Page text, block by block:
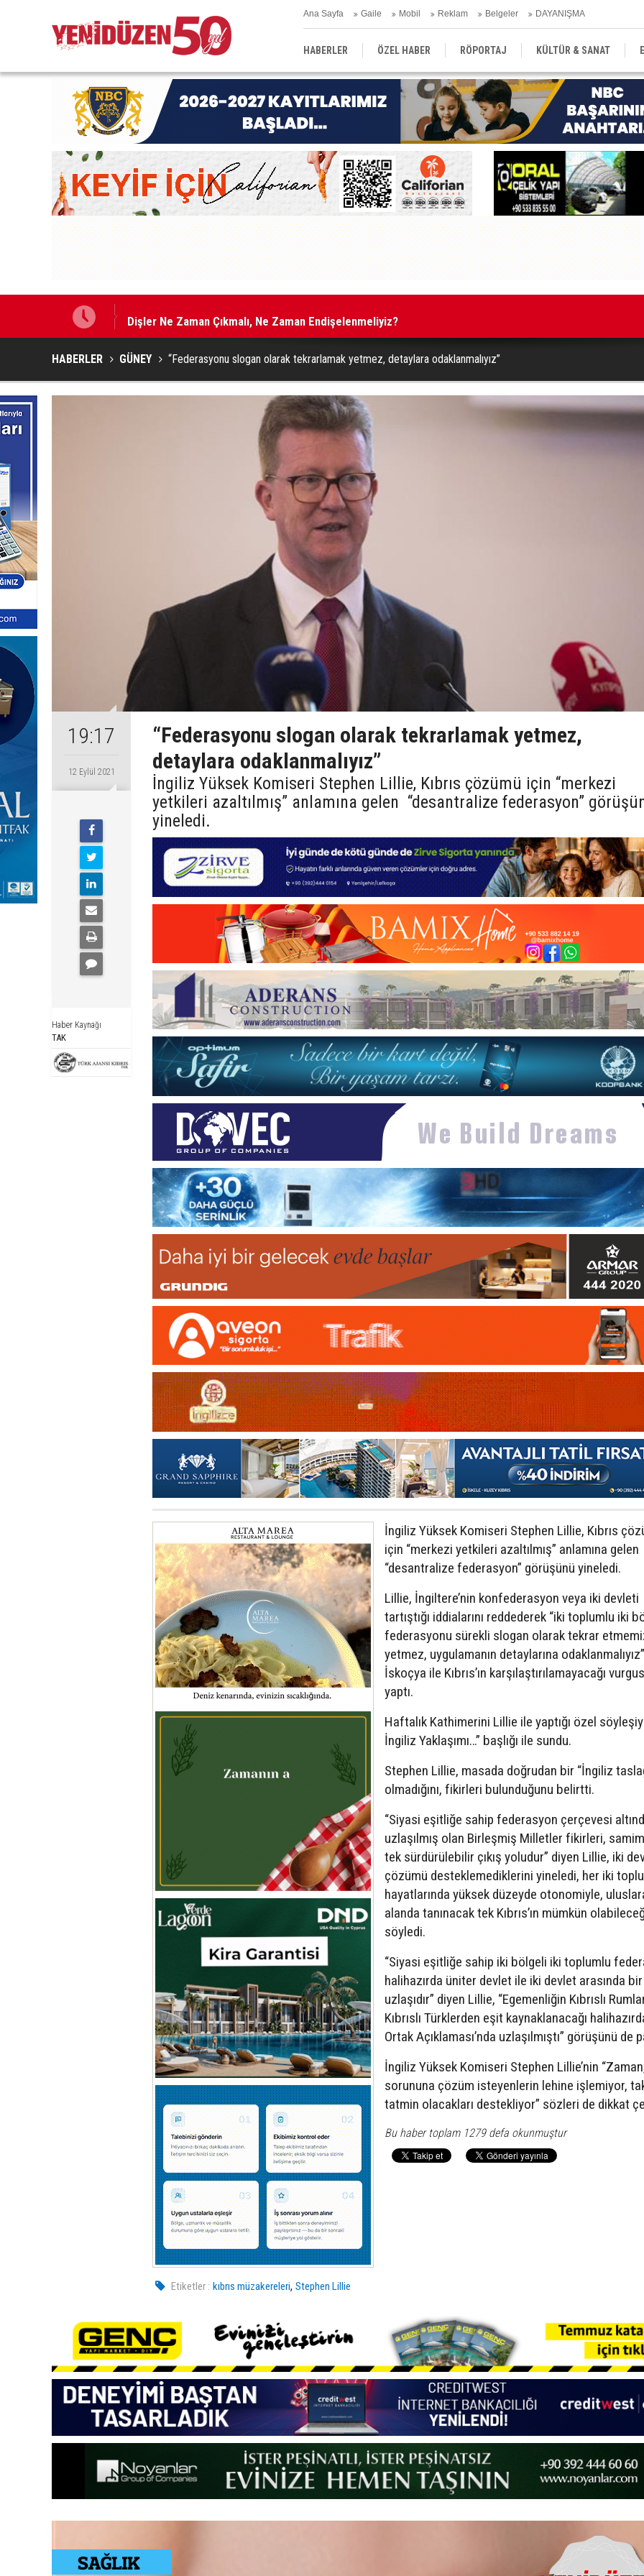
Ana Sayfa Gaile Mobil Reklam Belgeler DAYANIŞMA
HABERLER ÖZEL HABER RÖPORTAJ KÜLTÜR & SANAT
EĞİTİM YEREL YÖNETİM DERGİLER SEKTÖR
Dişler Ne Zaman Çıkmalı, Ne Zaman Endişelenmeliyiz?
HABERLER GÜNEY “Federasyonu slogan olarak tekrarlamak yetmez, detaylara odaklanmalıyız”
19:17
12 Eylül 2021
Haber Kaynağı
TAK
“Federasyonu slogan olarak tekrarlamak yetmez,
detaylara odaklanmalıyız”
İngiliz Yüksek Komiseri Stephen Lillie, Kıbrıs çözümü için “merkezi
yetkileri azaltılmış” anlamına gelen “desantralize federasyon”
yineledi.
İngiliz Yüksek Komiseri Stephen Lillie, Kıbrıs
için “merkezi yetkileri azaltılmış” anlamına gelen
“desantralize federasyon” görüşünü yineledi.
Lillie, İngiltere’nin konfederasyon veya iki devleti
tartıştığı iddialarını reddederek “iki toplumlu iki
federasyonu sürekli slogan olarak tekrar
yetmez, uygulamanın detaylarına
İskoçya ile Kıbrıs’ın karşılaştırılamayacağı
yaptı.
Haftalık Kathimerini Lillie ile yaptığı özel
İngiliz Yaklaşımı…” başlığı ile sundu.
Stephen Lillie, masada doğrudan bir “İngiliz
olmadığını, fikirleri bulunduğunu belirtti.
“Siyasi eşitliğe sahip federasyon çerçevesi
uzlaşılmış olan Birleşmiş Milletler fikirleri,
tek sürdürülebilir çıkış yoludur” diyen Lillie, iki
çözümü desteklemediklerini yineledi, her iki
hayatlarında yüksek düzeyde otonomiyle,
alanda tanınacak tek Kıbrıs’ın mümkün
söyledi.
“Siyasi eşitliğe sahip iki bölgeli iki toplumlu
halihazırda üniter devlet ile iki devlet arasında bir
uzlaşıdır” diyen Lillie, “Egemenliğin Kıbrıslı
Kıbrıslı Türklerden eşit kaynaklanacağı
Ortak Açıklaması’nda uzlaşılmıştı” görüşünü de
İngiliz Yüksek Komiseri Stephen Lillie’nin “Zaman,
sorununa çözüm isteyenlerin lehine işlemiyor,
tatmin olacakları destekliyor” sözleri de dikkat
Bu haber toplam 1279 defa okunmuştur
Etiketler : kıbrıs müzakereleri,Stephen Lillie